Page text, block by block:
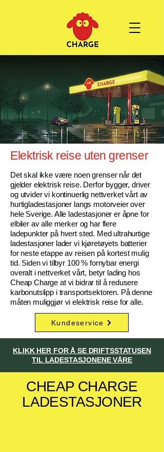
Elektrisk reise uten grenser
Det skal ikke være noen grenser når det
gjelder elektrisk reise. Derfor bygger, driver
og utvider vi kontinuerlig nettverket vårt av
hurtigladestasjoner langs motorveier over
hele Sverige. Alle ladestasjoner er åpne for
elbiler av alle merker og har flere
ladepunkter på hvert sted. Med ultrahurtige
ladestasjoner lader vi kjøretøyets batterier
for neste etappe av reisen på kortest mulig
tid. Siden vi tilbyr 100 % fornybar energi
overalt i nettverket vårt, betyr lading hos
Cheap Charge at vi bidrar til å redusere
karbonutslipp i transportsektoren. På denne
måten muliggjør vi elektrisk reise for alle.
Kundeservice
KLIKK HER FOR Å SE DRIFTSSTATUSEN
TIL LADESTASJONENE VÅRE
CHEAP CHARGE
LADESTASJONER